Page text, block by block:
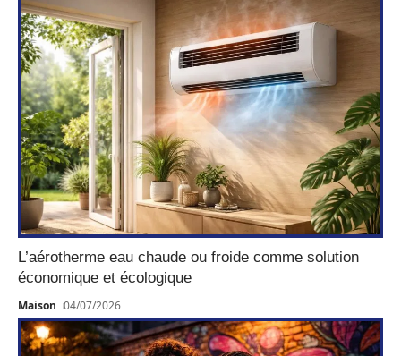
L’aérotherme eau chaude ou froide comme solution
économique et écologique
Maison 04/07/2026